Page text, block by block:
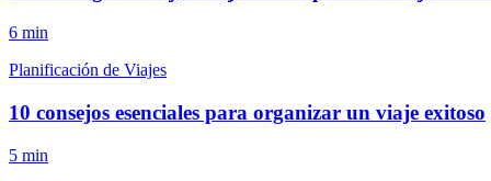
6 min
Planificación de Viajes
10 consejos esenciales para organizar un viaje exitoso
5 min